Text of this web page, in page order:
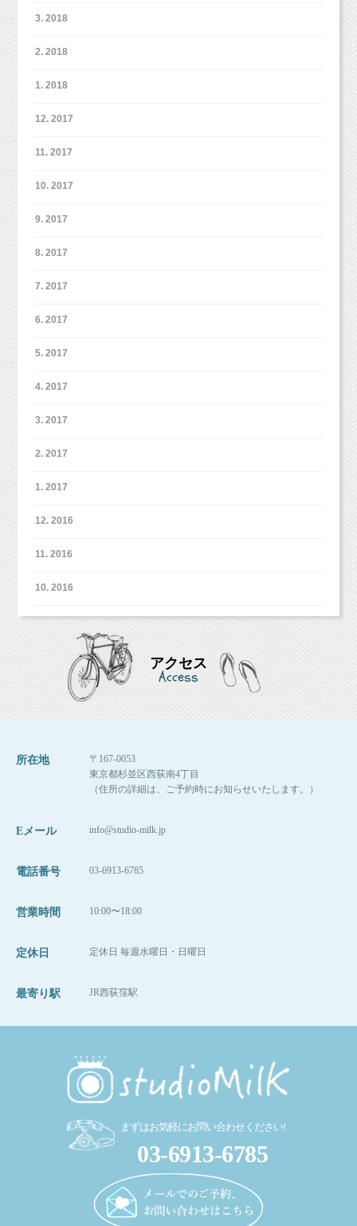
3. 2018
2. 2018
1. 2018
12. 2017
11. 2017
10. 2017
9. 2017
8. 2017
7. 2017
6. 2017
5. 2017
4. 2017
3. 2017
2. 2017
1. 2017
12. 2016
11. 2016
10. 2016
アクセス
Access
所在地
〒167-0053
東京都杉並区西荻南4丁目
（住所の詳細は、ご予約時にお知らせいたします。）
Eメール info@studio-milk.jp
電話番号 03-6913-6785
営業時間 10:00〜18:00
定休日 定休日 毎週水曜日・日曜日
最寄り駅 JR西荻窪駅
まずはお気軽にお問い合わせください!
03-6913-6785